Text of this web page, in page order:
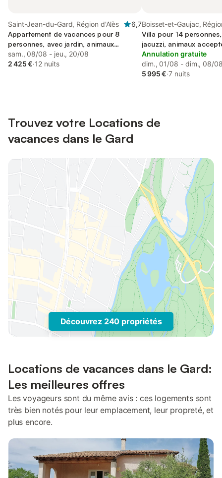
Saint-Jean-du-Gard, Région d'Alès
6,7
Appartement de vacances pour 8
personnes, avec jardin, animaux
acceptés
sam., 08/08 - jeu., 20/08
2 425 €·12 nuits
Boisset-et-Gaujac,
Villa pour 14
jacuzzi, animaux
Annulation gratuite
dim., 01/08 - dim., 08/
5 995 €·7 nuits
Trouvez votre Locations de
vacances dans le Gard
Découvrez 240 propriétés
Locations de vacances dans le Gard:
Les meilleures offres
Les voyageurs sont du même avis : ces logements sont
très bien notés pour leur emplacement, leur propreté, et
plus encore.